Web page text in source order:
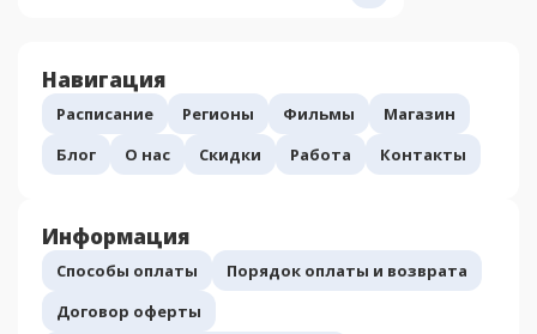
Навигация
Расписание Регионы Фильмы
Магазин
Блог
О нас Скидки Работа Контакты
Информация
Способы оплаты
Порядок оплаты и возврата
Договор оферты